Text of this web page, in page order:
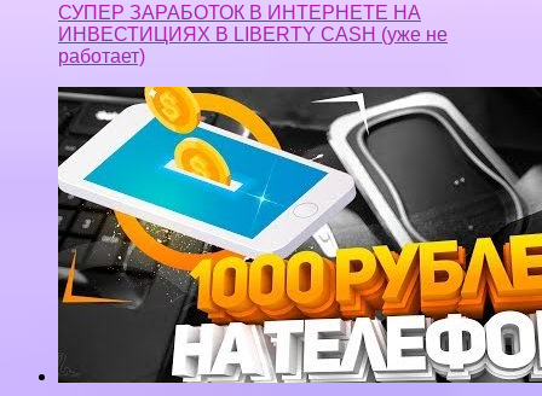
СУПЕР ЗАРАБОТОК В ИНТЕРНЕТЕ НА
ИНВЕСТИЦИЯХ В LIBERTY CASH (уже не
работает)